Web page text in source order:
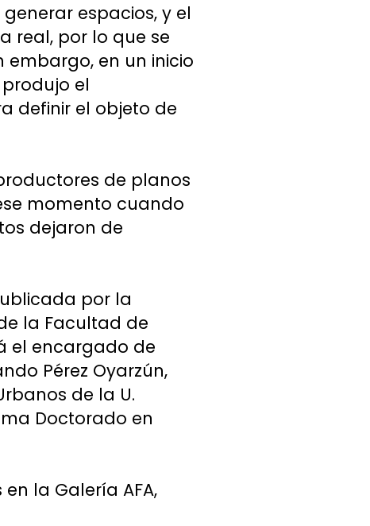
espacios, y el
real, por lo que se
embargo, en un inicio
el
definir el objeto de
de planos
momento cuando
dejaron de
por la
la Facultad de
el encargado de
Pérez Oyarzún,
de la U.
Doctorado en
la Galería AFA,